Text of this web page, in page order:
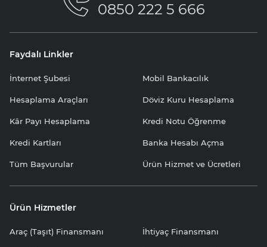
0850 222 5 666
Faydalı Linkler
İnternet Şubesi Mobil Bankacılık
Hesaplama Araçları Döviz Kuru Hesaplama
Kâr Payı Hesaplama Kredi Notu Öğrenme
Kredi Kartları Banka Hesabı Açma
Tüm Başvurular Ürün Hizmet ve Ücretleri
Ürün Hizmetler
Araç (Taşıt) Finansmanı İhtiyaç Finansmanı